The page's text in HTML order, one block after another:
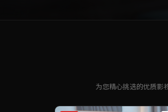
为您精心挑选的优质影